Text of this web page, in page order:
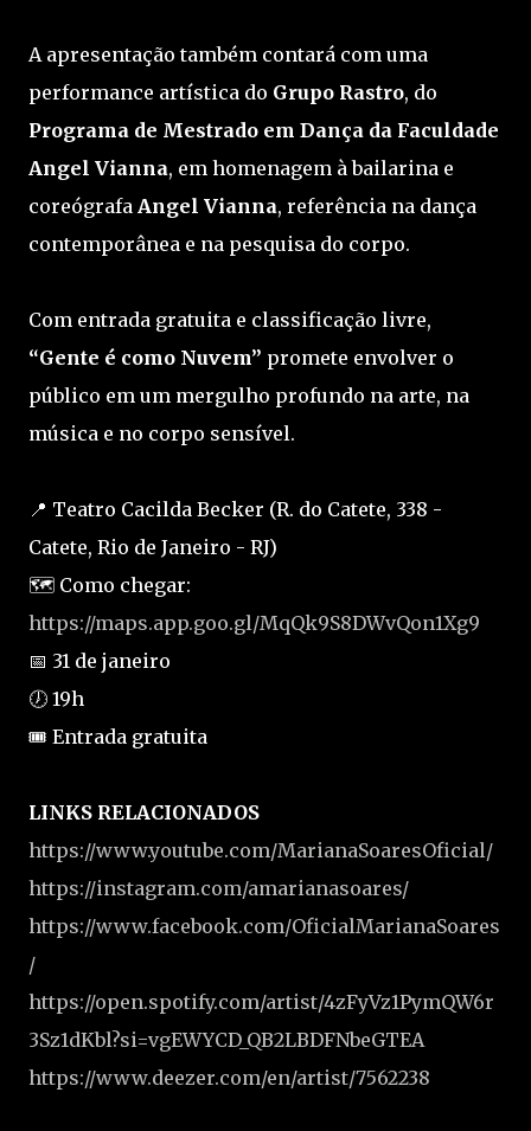
A apresentação também contará com uma
performance artística do Grupo Rastro, do
Programa de Mestrado em Dança da Faculdade
Angel Vianna, em homenagem à bailarina e
coreógrafa Angel Vianna, referência na dança
contemporânea e na pesquisa do corpo.
Com entrada gratuita e classificação livre,
“Gente é como Nuvem” promete envolver o
público em um mergulho profundo na arte, na
música e no corpo sensível.
📍 Teatro Cacilda Becker (R. do Catete, 338 -
Catete, Rio de Janeiro - RJ)
🗺️ Como chegar:
https://maps.app.goo.gl/MqQk9S8DWvQon1Xg9
📅 31 de janeiro
🕖 19h
🎟 Entrada gratuita
LINKS RELACIONADOS
https://www.youtube.com/MarianaSoaresOficial/
https://instagram.com/amarianasoares/
https://www.facebook.com/OficialMarianaSoares
/
https://open.spotify.com/artist/4zFyVz1PymQW6r
3Sz1dKbl?si=vgEWYCD_QB2LBDFNbeGTEA
https://www.deezer.com/en/artist/7562238